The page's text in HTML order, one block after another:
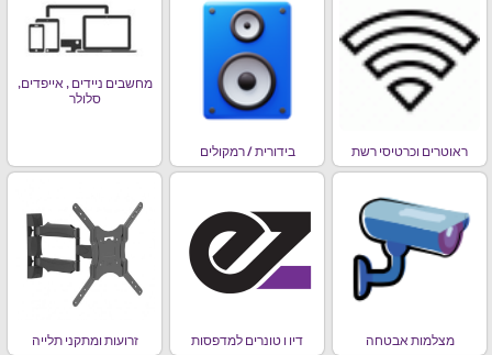
ראוטרים וכרטיסי רשת בידורית / רמקולים
מחשבים ניידים , אייפדים,
סלולר
מצלמות אבטחה דיו ו טונרים למדפסות זרועות ומתקני תלייה